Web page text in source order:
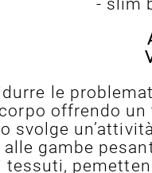
le
offrendo
svolge
gambe
tessuti,